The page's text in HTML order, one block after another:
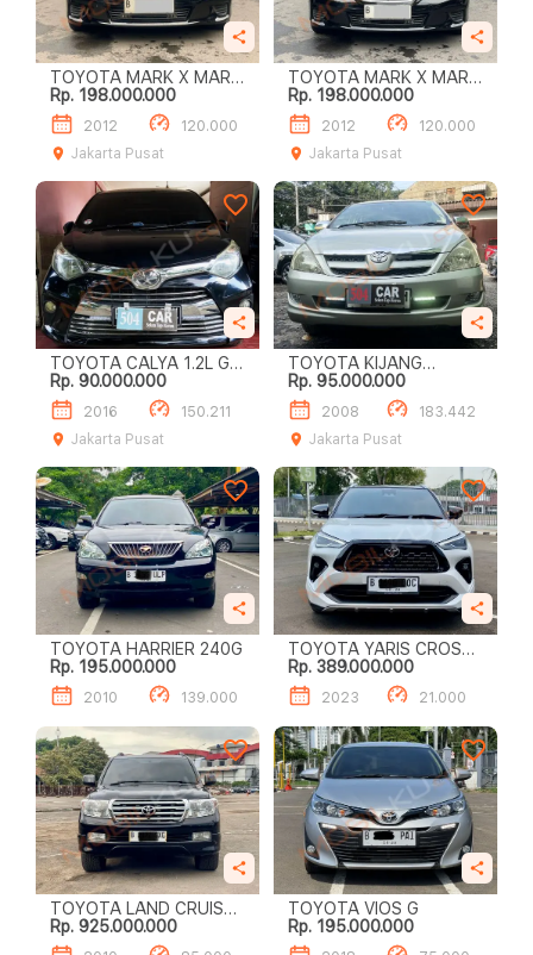
TOYOTA MARK X MARK
X AT HITAM 2012
Rp. 198.000.000
2012
120.000
Jakarta Pusat
TOYOTA MARK X MARK
X AT HITAM 2012
Rp. 198.000.000
2012
120.000
Jakarta Pusat
TOYOTA CALYA 1.2L G
A/T
Rp. 90.000.000
2016
150.211
Jakarta Pusat
TOYOTA KIJANG
INNOVA E
Rp. 95.000.000
2008
183.442
Jakarta Pusat
TOYOTA HARRIER 240G
Rp. 195.000.000
2010 139.000
TOYOTA YARIS CROSS
1.5 S GR HV TSS
Rp. 389.000.000
2023 21.000
TOYOTA LAND CRUISER
ZXR 4.6
Rp. 925.000.000
TOYOTA VIOS G
Rp. 195.000.000